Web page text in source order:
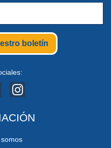
boletín